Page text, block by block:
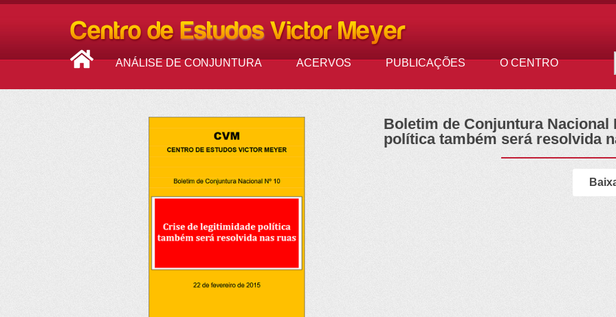
ANÁLISE DE CONJUNTURA ACERVOS PUBLICAÇÕES O CENTRO
Boletim de Conjuntura Nacional
política também será resolvida